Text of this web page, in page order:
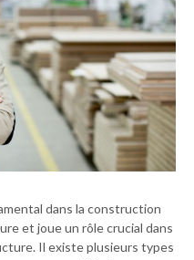
dans la construction
et joue un rôle crucial dans
Il existe plusieurs types